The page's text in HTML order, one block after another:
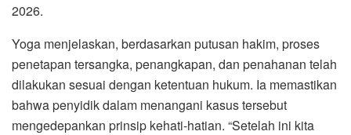
2026.
Yoga menjelaskan, berdasarkan putusan hakim, proses
penetapan tersangka, penangkapan, dan penahanan telah
dilakukan sesuai dengan ketentuan hukum. Ia memastikan
bahwa penyidik dalam menangani kasus tersebut
mengedepankan prinsip kehati-hatian. “Setelah ini kita